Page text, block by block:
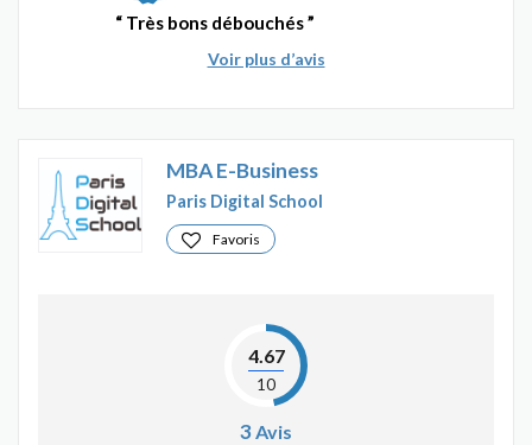
Très bons débouchés
Voir plus d’avis
MBA E-Business
Paris Digital School
Favoris
4.67
10
3 Avis